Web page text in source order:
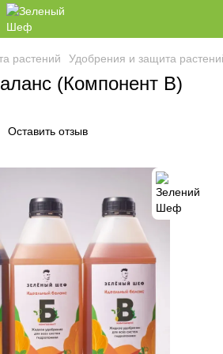
растений Удобрения и защита
(Компонент В)
Оставить отзыв